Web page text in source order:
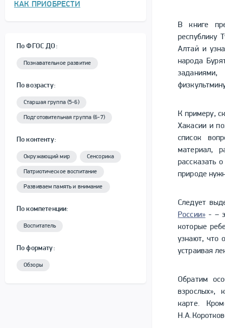
КАК ПРИОБРЕСТИ
По ФГОС ДО:
Познавательное развитие
По возрасту:
Старшая группа (5-6)
Подготовительная группа (6-7)
По контенту:
Окружающий мир Сенсорика
Патриотическое воспитание
Развиваем память и внимание
По компетенции:
Воспитатель
По формату:
Обзоры
В книге
республику
Алтай и
народа
К примеру,
Хакасии и
список
материал,
рассказать
природе
Следует
России»- –
которые
узнают, что
устраивая
Обратим
взрослых»,
карте.